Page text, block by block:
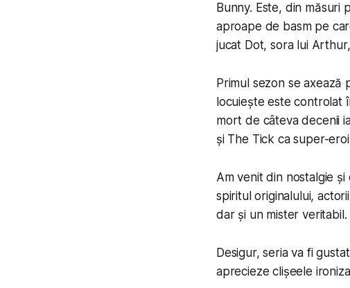
Bunny. Este, din măsuri
aproape de basm pe
jucat Dot, sora lui
Primul sezon se
locuiește este controlat
mort de câteva decenii
și The Tick ca super-eroi
Am venit din nostalgie
spiritul originalului,
dar și un mister veritabil.
Desigur, seria va fi
aprecieze clișeele